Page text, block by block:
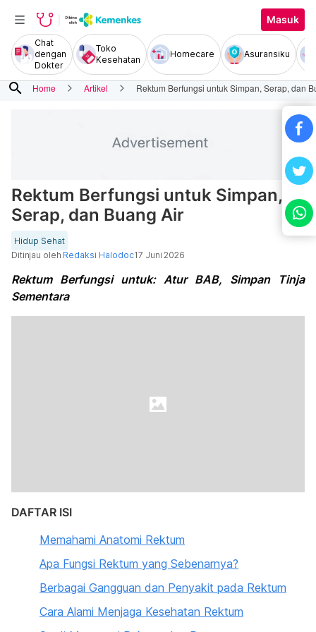
Masuk
Chat
dengan
Dokter
Toko
Kesehatan
Homecare Asuransiku
search Home Artikel Rektum Berfungsi untuk Simpan, Serap, dan
Rektum Berfungsi untuk Simpan,
Serap, dan Buang Air
Hidup Sehat
Ditinjau oleh Redaksi Halodoc17 Juni 2026
Rektum Berfungsi untuk: Atur BAB, Simpan Tinja
Sementara
DAFTAR ISI
Memahami Anatomi Rektum
Apa Fungsi Rektum yang Sebenarnya?
Berbagai Gangguan dan Penyakit pada Rektum
Cara Alami Menjaga Kesehatan Rektum